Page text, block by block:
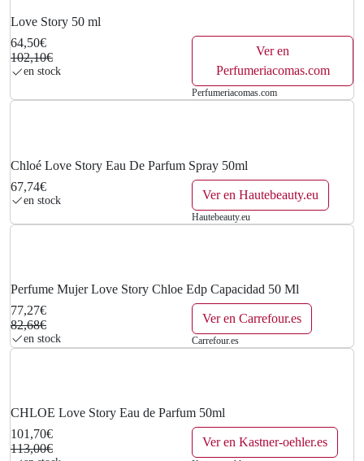
Love Story 50 ml
64,50€
102,10€
en stock
Ver en
Perfumeriacomas.com
Perfumeriacomas.com
Chloé Love Story Eau De Parfum Spray 50ml
67,74€
en stock Ver en Hautebeauty.eu
Hautebeauty.eu
Perfume Mujer Love Story Chloe Edp Capacidad 50 Ml
77,27€
82,68€
en stock
Ver en Carrefour.es
Carrefour.es
CHLOE Love Story Eau de Parfum 50ml
101,70€
113,00€
Ver en Kastner-oehler.es